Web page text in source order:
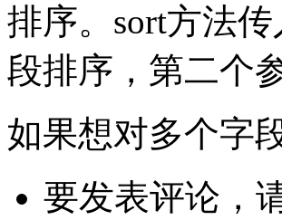
排序。sort方法
段排序，第二个
如果想对多个字
要发表评论，